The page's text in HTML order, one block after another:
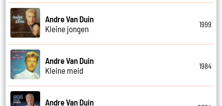
Andre Van Duin
Kleine jongen
1999
Andre Van Duin
Kleine meid
1984
Andre Van Duin